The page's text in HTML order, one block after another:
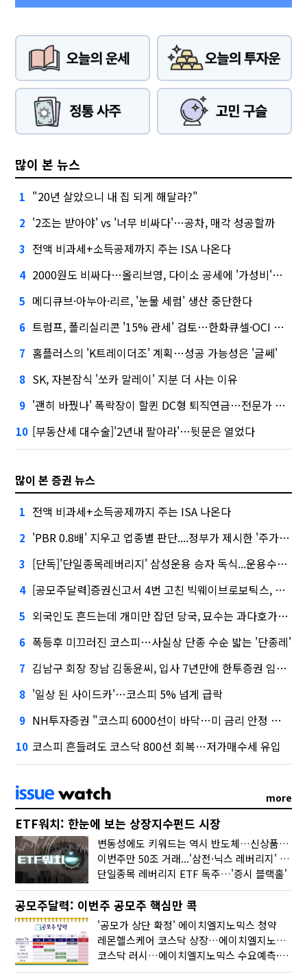
많이 본 뉴스
1 "20년 살았으니 내 집 되게 해달라?"
2 '2조는 받아야' vs '너무 비싸다'…공차, 매각 성공할까
3 전액 비과세+소득공제까지 주는 ISA 나온다
4 2000원도 비싸다…올리브영, 다이소 공세에 '가성비'로 맞불
5 메디큐브·아누아·리르, '눈물 세럼' 생산 중단한다
6 트럼프, 폴리실리콘 '15% 관세' 검토…한화큐셀·OCI 영향은?
7 홈플러스의 'K트레이더조' 계획…성공 가능성은 '글쎄'
8 SK, 자본잠식 '쏘카 말레이' 지분 더 사는 이유
9 '괜히 바꿨나' 폭락장이 할퀸 DC형 퇴직연금…전문가 조언은
10 [부동산세 대수술]'2년내 팔아라'…뒷문은 열었다
많이 본 증권 뉴스
1 전액 비과세+소득공제까지 주는 ISA 나온다
2 'PBR 0.8배' 지우고 업종별 판단....정부가 제시한 '주가 누르기' 방지법
3 [단독]'단일종목레버리지' 삼성운용 승자 독식...운용수익 미래에셋의 6배
4 [공모주달력]증권신고서 4번 고친 빅웨이브로보틱스, 수요예측
5 외국인도 흔드는데 개미만 잡던 당국, 묘수는 과다호가부담금?
6 폭등후 미끄러진 코스피…사실상 단종 수순 밟는 '단종레'
7 김남구 회장 장남 김동윤씨, 입사 7년만에 한투증권 임원 승진
8 '일상 된 사이드카'…코스피 5% 넘게 급락
9 NH투자증권 "코스피 6000선이 바닥…미 금리 안정 후 추가 회복"
10 코스피 흔들려도 코스닥 800선 회복…저가매수세 유입
more
ETF워치: 한눈에 보는 상장지수펀드 시장
변동성에도 키워드는 역시 반도체…신상품은 우주·방산
이번주만 50조 거래...'삼전·닉스 레버리지' 수익률은 -30%
단일종목 레버리지 ETF 독주…'증시 블랙홀'
공모주달력: 이번주 공모주 핵심만 콕
'공모가 상단 확정' 에이치엘지노믹스 청약
레몬헬스케어 코스닥 상장…에이치엘지노믹스 수요예측
코스닥 러시…에이치엘지노믹스 수요예측·레메디 청약